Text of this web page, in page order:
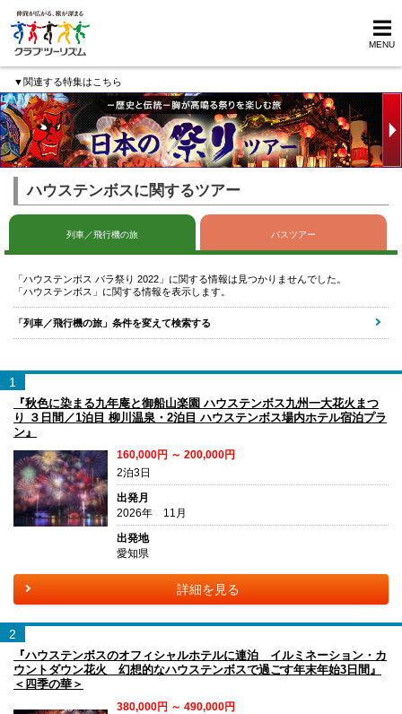
MENU
▼関連する特集はこちら
ハウステンボスに関するツアー
列車／飛行機の旅 バスツアー
「ハウステンボス バラ祭り 2022」に関する情報は見つかりませんでした。
「ハウステンボス」に関する情報を表示します。
「列車／飛行機の旅」条件を変えて検索する
1
『秋色に染まる九年庵と御船山楽園 ハウステンボス九州一大花火まつ
り ３日間／1泊目 柳川温泉・2泊目 ハウステンボス場内ホテル宿泊プラ
ン』
160,000円 ～ 200,000円
2泊3日
出発月
2026年 11月
出発地
愛知県
詳細を見る
2
『ハウステンボスのオフィシャルホテルに連泊 イルミネーション・カ
ウントダウン花火 幻想的なハウステンボスで過ごす年末年始3日間』
＜四季の華＞
380,000円 ～ 490,000円